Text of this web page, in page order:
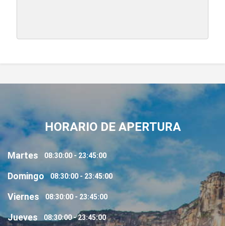
HORARIO DE APERTURA
Martes 08:30:00 - 23:45:00
Domingo 08:30:00 - 23:45:00
Viernes 08:30:00 - 23:45:00
Jueves 08:30:00 - 23:45:00